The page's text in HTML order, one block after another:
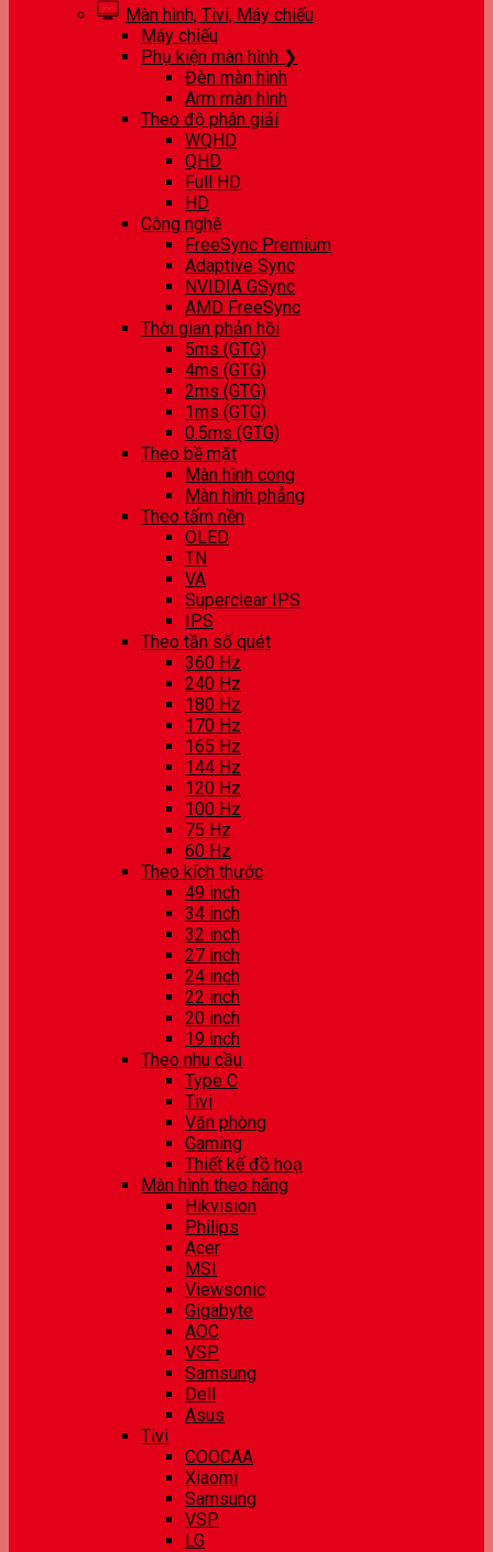
Màn hình, Tivi, Máy chiếu
Máy chiếu
Phụ kiện màn hình ❯
Đèn màn hình
Arm màn hình
Theo độ phân giải
WQHD
QHD
Full HD
HD
Công nghệ
FreeSync Premium
Adaptive Sync
NVIDIA GSync
AMD FreeSync
Thời gian phản hồi
5ms (GTG)
4ms (GTG)
2ms (GTG)
1ms (GTG)
0.5ms (GTG)
Theo bề mặt
Màn hình cong
Màn hình phẳng
Theo tấm nền
OLED
TN
VA
Superclear IPS
IPS
Theo tần số quét
360 Hz
240 Hz
180 Hz
170 Hz
165 Hz
144 Hz
120 Hz
100 Hz
75 Hz
60 Hz
Theo kích thước
49 inch
34 inch
32 inch
27 inch
24 inch
22 inch
20 inch
19 inch
Theo nhu cầu
Type C
Tivi
Văn phòng
Gaming
Thiết kế đồ hoạ
Màn hình theo hãng
Hikvision
Philips
Acer
MSI
Viewsonic
Gigabyte
AOC
VSP
Samsung
Dell
Asus
Tivi
COOCAA
Xiaomi
Samsung
VSP
LG